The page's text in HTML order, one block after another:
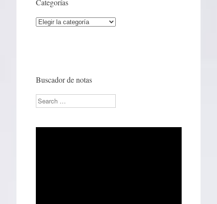
Categorías
Buscador de notas
Search